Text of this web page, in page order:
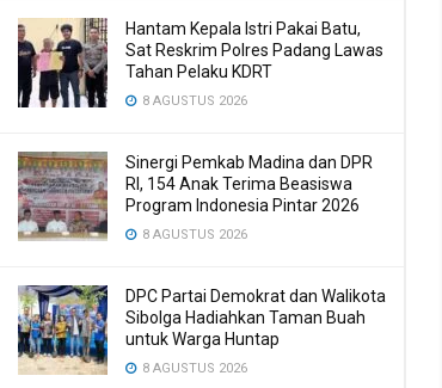
Hantam Kepala Istri Pakai Batu,
Sat Reskrim Polres Padang Lawas
Tahan Pelaku KDRT
8 AGUSTUS 2026
Sinergi Pemkab Madina dan DPR
RI, 154 Anak Terima Beasiswa
Program Indonesia Pintar 2026
8 AGUSTUS 2026
DPC Partai Demokrat dan Walikota
Sibolga Hadiahkan Taman Buah
untuk Warga Huntap
8 AGUSTUS 2026